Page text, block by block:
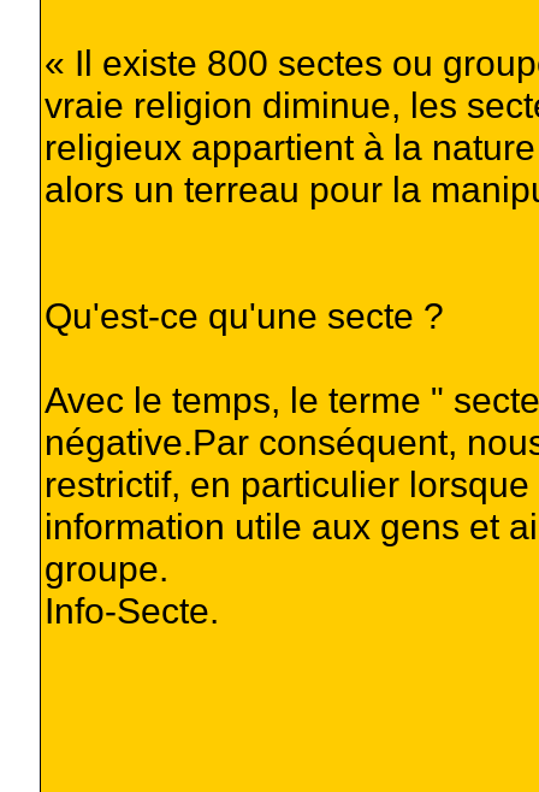
« Il existe 800 sectes ou
vraie religion diminue, les
religieux appartient à la
alors un terreau pour la
Qu'est-ce qu'une secte ?
Avec le temps, le terme "
négative.Par conséquent,
restrictif, en particulier
information utile aux gens et
groupe.
Info-Secte.